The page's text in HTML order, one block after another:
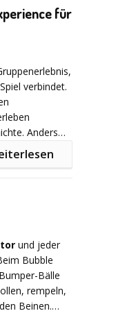
Sie sich in
bleibende
– Die Tour
mit
auf Ihre
zu einer
erkundet und
Spaß!
für
verbindet.
Anders
und
und jeder
Bubble
Bälle
rempeln,
Beinen.